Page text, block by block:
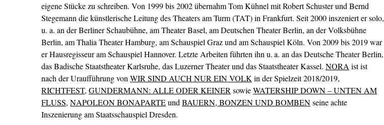
eigene Stücke zu schreiben. Von 1999 bis 2002 übernahm Tom Kühnel mit Robert Schuster und Bernd
Stegemann die künstlerische Leitung des Theaters am Turm (TAT) in Frankfurt. Seit 2000 inszeniert er solo,
u. a. an der Berliner Schaubühne, am Theater Basel, am Deutschen Theater Berlin, an der Volksbühne
Berlin, am Thalia Theater Hamburg, am Schauspiel Graz und am Schauspiel Köln. Von 2009 bis 2019 war
er Hausregisseur am Schauspiel Hannover. Letzte Arbeiten führten ihn u. a. an das Deutsche Theater Berlin,
das Badische Staatstheater Karlsruhe, das Luzerner Theater und das Staatstheater Kassel. NORA ist ist
nach der Uraufführung von WIR SIND AUCH NUR EIN VOLK in der Spielzeit 2018/2019,
RICHTFEST, GUNDERMANN: ALLE ODER KEINER sowieWATERSHIP DOWN – UNTEN AM
FLUSS, NAPOLEON BONAPARTEund BAUERN, BONZEN UND BOMBENseine achte
Inszenierung am Staatsschauspiel Dresden.